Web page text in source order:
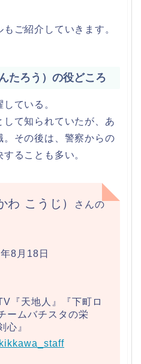
ご紹介していきます。
たろう）の役どころ
ている。
て知られていたが、あ
。その後は、警察からの
ることも多い。
わ こうじ）
さんの
8月18日
『天地人』『下町ロ
ームバチスタの栄
心』